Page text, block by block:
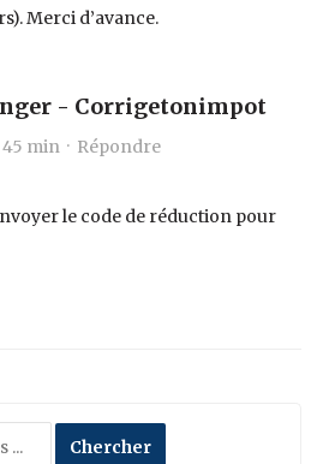
Merci d’avance.
- Corrigetonimpot
45 min · Répondre
le code de réduction pour